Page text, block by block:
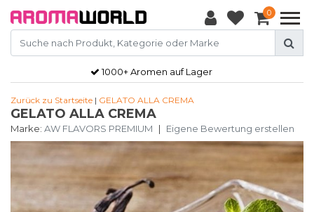
0
1000+ Aromen auf Lager
Zurück zu Startseite | GELATO ALLA CREMA
GELATO ALLA CREMA
Marke: AW FLAVORS PREMIUM | Eigene Bewertung erstellen